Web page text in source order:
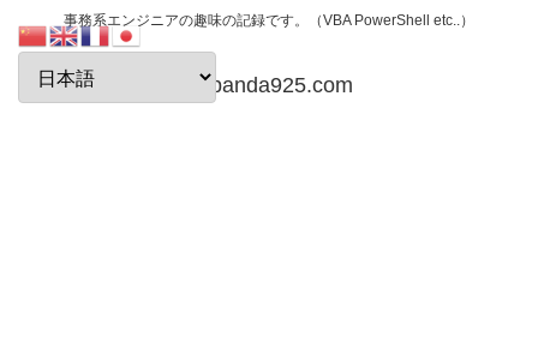
事務系エンジニアの趣味の記録です。（VBA PowerShell etc..）
papanda925.com